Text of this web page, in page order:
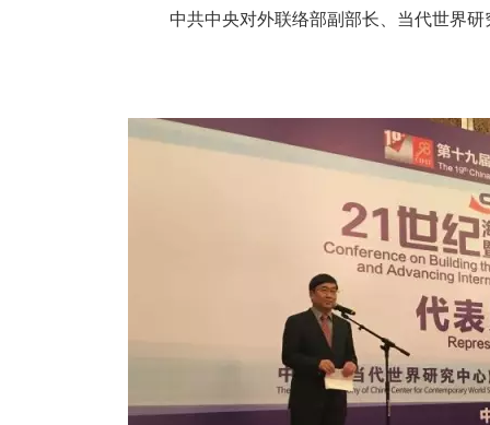
中共中央对外联络部副部长、当代世界